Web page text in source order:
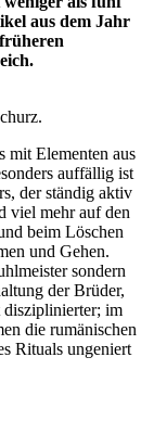
aus dem Jahr
mit Elementen aus
auffällig ist
der ständig aktiv
viel mehr auf den
beim Löschen
und Gehen.
sondern
der Brüder,
disziplinierter; im
die rumänischen
Rituals ungeniert